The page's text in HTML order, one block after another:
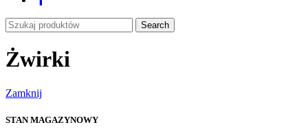
Search
Żwirki
Zamknij
STAN MAGAZYNOWY